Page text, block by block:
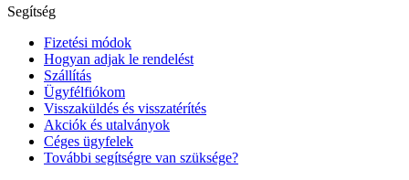
Segítség
Fizetési módok
Hogyan adjak le rendelést
Szállítás
Ügyfélfiókom
Visszaküldés és visszatérítés
Akciók és utalványok
Céges ügyfelek
További segítségre van szüksége?